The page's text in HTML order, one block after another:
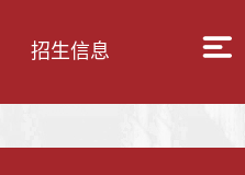
招生信息